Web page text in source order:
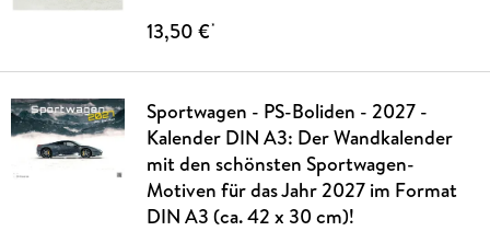
13,50 €*
Sportwagen - PS-Boliden - 2027 -
Kalender DIN A3: Der Wandkalender
mit den schönsten Sportwagen-
Motiven für das Jahr 2027 im Format
DIN A3 (ca. 42 x 30 cm)!